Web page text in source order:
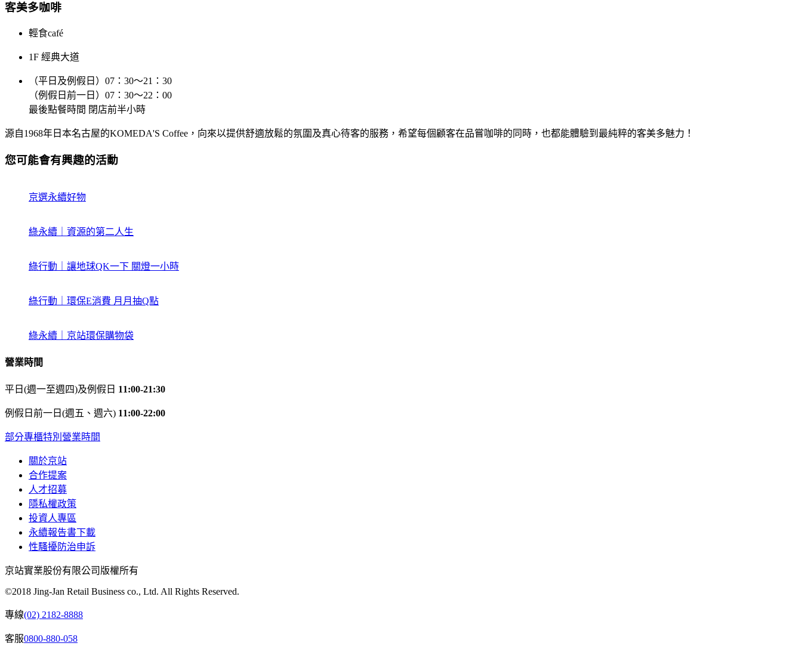
客美多咖啡
輕食café
1F 經典大道
（平日及例假日）07：30～21：30
（例假日前一日）07：30～22：00
最後點餐時間 閉店前半小時
源自1968年日本名古屋的KOMEDA'S Coffee，向來以提供舒適放鬆的氛圍及真心待客的服務，希望每個顧客在品嘗咖啡的同時，也都能體驗到最純粹的客美多魅力！
您可能會有興趣的活動
京選永續好物
綠永續｜資源的第二人生
綠行動｜讓地球QK一下 關燈一小時
綠行動｜環保E消費 月月抽Q點
綠永續｜京站環保購物袋
營業時間
平日(週一至週四)及例假日 11:00-21:30
例假日前一日(週五、週六) 11:00-22:00
部分專櫃特別營業時間
關於京站
合作提案
人才招募
隱私權政策
投資人專區
永續報告書下載
性騷擾防治申訴
京站實業股份有限公司版權所有
©2018 Jing-Jan Retail Business co., Ltd. All Rights Reserved.
專線(02) 2182-8888
客服0800-880-058